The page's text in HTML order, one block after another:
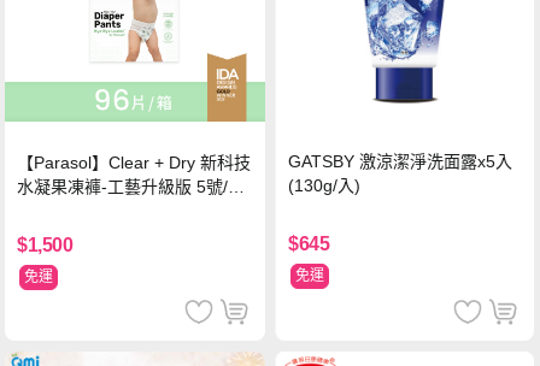
【Parasol】Clear + Dry 新科技
水凝果凍褲-工藝升級版 5號/XL
$1,500
免運
GATSBY 激涼潔淨洗面露x5入
(130g/入)
$645
免運